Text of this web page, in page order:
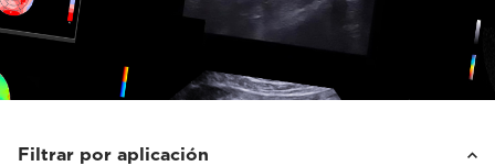
Filtrar por aplicación